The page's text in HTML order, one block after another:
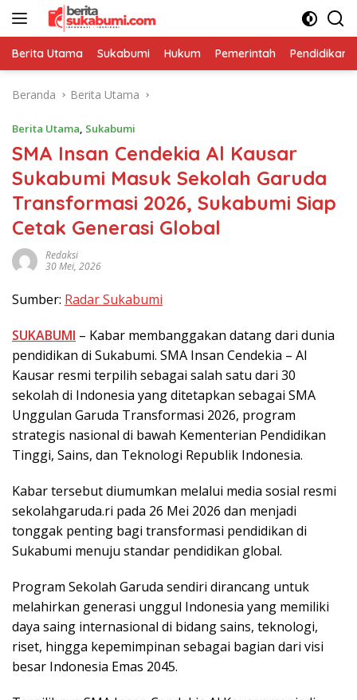
Langsung
Berita Utama Sukabumi Hukum Pemerintah Pendidikan
Beranda Berita Utama
Berita Utama, Sukabumi
SMA Insan Cendekia Al Kausar
Sukabumi Masuk Sekolah Garuda
Transformasi 2026, Sukabumi Siap
Cetak Generasi Global
Redaksi
30 Mei, 2026
Sumber: Radar Sukabumi
SUKABUMI – Kabar membanggakan datang dari dunia
pendidikan di Sukabumi. SMA Insan Cendekia – Al
Kausar resmi terpilih sebagai salah satu dari 30
sekolah di Indonesia yang ditetapkan sebagai SMA
Unggulan Garuda Transformasi 2026, program
strategis nasional di bawah Kementerian Pendidikan
Tinggi, Sains, dan Teknologi Republik Indonesia.
Kabar tersebut diumumkan melalui media sosial resmi
sekolahgaruda.ri pada 26 Mei 2026 dan menjadi
tonggak penting bagi transformasi pendidikan di
Sukabumi menuju standar pendidikan global.
Program Sekolah Garuda sendiri dirancang untuk
melahirkan generasi unggul Indonesia yang memiliki
daya saing internasional di bidang sains, teknologi,
riset, hingga kepemimpinan sebagai bagian dari visi
besar Indonesia Emas 2045.